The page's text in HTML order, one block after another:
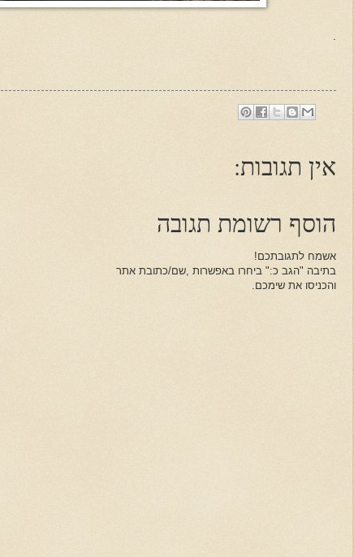
אין תגובות:
הוסף רשומת תגובה
אשמח לתגובתכם!
בתיבה "הגב כ:" ביחרו באפשרות ,שם/כתובת אתר
והכניסו את שימכם.